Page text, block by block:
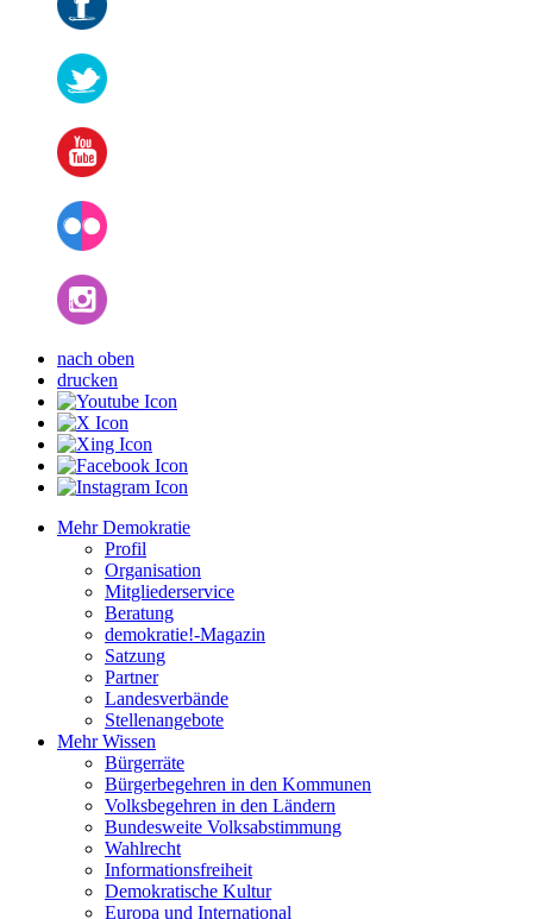
nach oben
drucken
Mehr Demokratie
Profil
Organisation
Mitgliederservice
Beratung
demokratie!-Magazin
Satzung
Partner
Landesverbände
Stellenangebote
Mehr Wissen
Bürgerräte
Bürgerbegehren in den Kommunen
Volksbegehren in den Ländern
Bundesweite Volksabstimmung
Wahlrecht
Informationsfreiheit
Demokratische Kultur
Europa und International